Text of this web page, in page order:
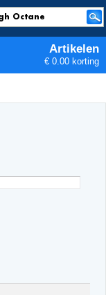
Artikelen
€ 0.00 korting